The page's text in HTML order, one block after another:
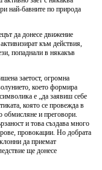
най-бавните по природа
да донесе движение
към действия,
попаднали в някакъв
заетост, огромна
което формира
е „да заявиш себе
която се провежда в
обмисляне и преговори.
и това създава много
провокации. Но добрата
да приемат
ще донесе